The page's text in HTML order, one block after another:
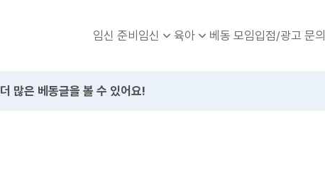
임신 준비임신 육아 베동 모임입점/광고 문의
더 많은 베동글을 볼 수 있어요!